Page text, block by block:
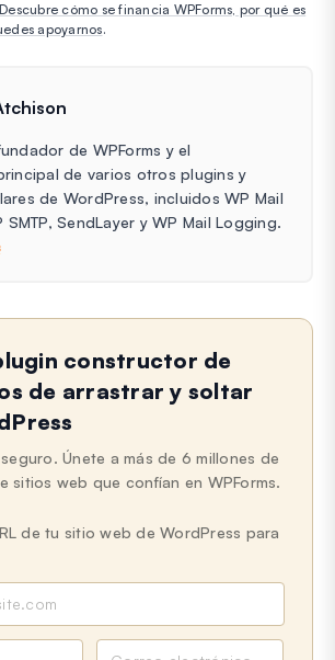
Descubre cómo se financia WPForms, por qué es
apoyarnos.
de WPForms y el
de varios otros plugins y
de WordPress, incluidos WP Mail
SMTP, SendLayer y WP Mail Logging.
constructor de
de arrastrar y soltar
Únete a más de 6 millones de
sitios web que confían en WPForms.
de tu sitio web de WordPress para